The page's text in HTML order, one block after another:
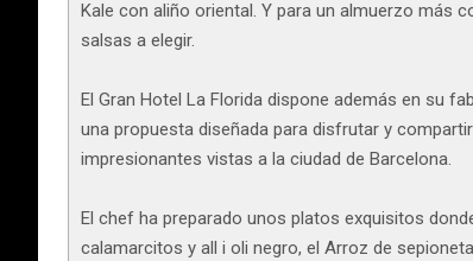
Kale con aliño oriental. Y para un almuerzo más
salsas a elegir.
El Gran Hotel La Florida dispone además en su
una propuesta diseñada para disfrutar y
impresionantes vistas a la ciudad de Barcelona.
El chef ha preparado unos platos exquisitos
calamarcitos y all i oli negro, el Arroz de